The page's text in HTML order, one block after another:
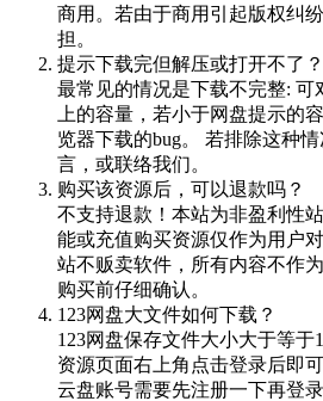
商用。若由于商用引起版权纠
担。
提示下载完但解压或打开不了？
最常见的情况是下载不完整:
上的容量，若小于网盘提示的
览器下载的bug。 若排除这种
言，或联络我们。
购买该资源后，可以退款吗？
不支持退款！本站为非盈利性
能或充值购买资源仅作为用户
站不贩卖软件，所有内容不作
购买前仔细确认。
123网盘大文件如何下载？
123网盘保存文件大小大于等于
资源页面右上角点击登录后即
云盘账号需要先注册一下再登